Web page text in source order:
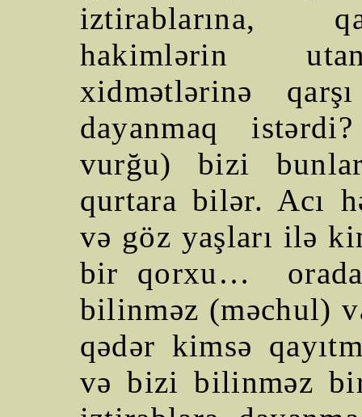
iztirablarına,
hakimlərin
xidmətlərinə
dayanmaq
vurğu) bizi
qurtara bilər. Acı
və göz yaşları ilə
bir qorxu…
bilinməz (məchul)
qədər kimsə
və bizi bilinməz bir